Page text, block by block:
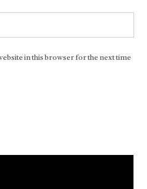
in this browser for the next time